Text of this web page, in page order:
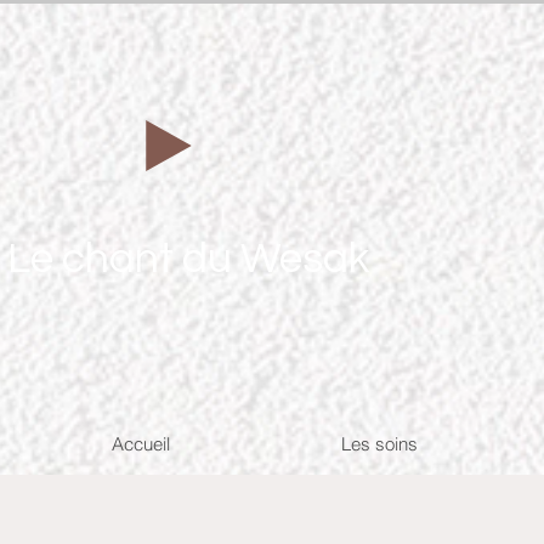
Le chant du Wesak
Accueil Les soins